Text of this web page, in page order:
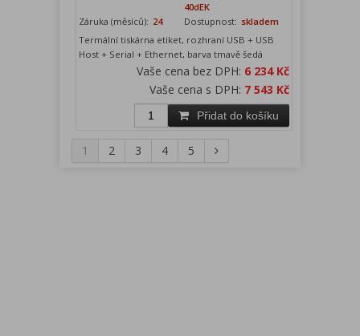
40dEK
Záruka (měsíců): 24 Dostupnost: skladem
Termální tiskárna etiket, rozhraní USB + USB
Host + Serial + Ethernet, barva tmavě šedá
Vaše cena bez DPH: 6 234 Kč
Vaše cena s DPH: 7 543 Kč
Přidat do košíku
1 2 3 4 5